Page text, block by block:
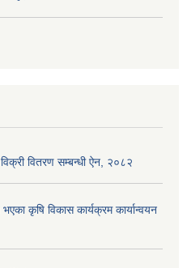
वितरण सम्बन्धी ऐन, २०८२
कृषि विकास कार्यक्रम कार्यान्वयन